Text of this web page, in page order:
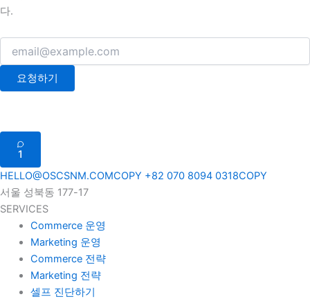
다.
요청하기
1
HELLO@OSCSNM.COMCOPY +82 070 8094 0318COPY
서울 성북동 177-17
SERVICES
Commerce 운영
Marketing 운영
Commerce 전략
Marketing 전략
셀프 진단하기